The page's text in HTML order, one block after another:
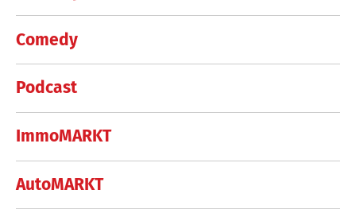
Comedy
Podcast
ImmoMARKT
AutoMARKT